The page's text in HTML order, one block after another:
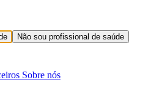
Não sou profissional de saúde
Sobre nós